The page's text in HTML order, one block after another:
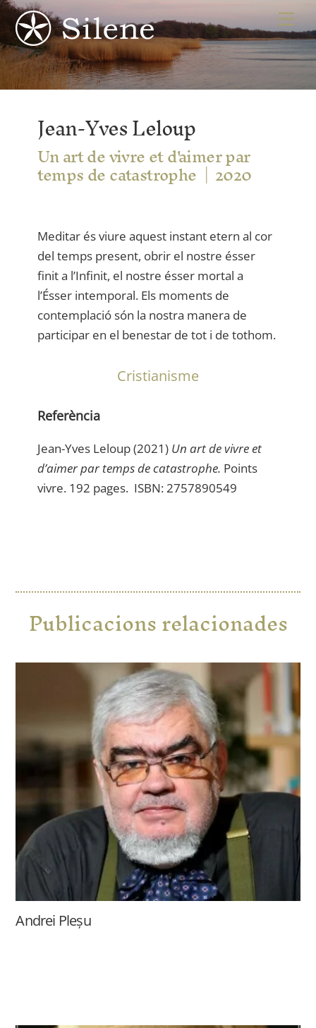
Skip
to
content
Jean-Yves Leloup
Un art de vivre et d'aimer par
temps de catastrophe 2020
Meditar és viure aquest instant etern al cor
del temps present, obrir el nostre ésser
finit a l’Infinit, el nostre ésser mortal a
l’Ésser intemporal. Els moments de
contemplació són la nostra manera de
participar en el benestar de tot i de tothom.
Cristianisme
Referència
Jean-Yves Leloup (2021) Un art de vivre et
d’aimer par temps de catastrophe. Points
vivre. 192 pages. ISBN: 2757890549
Publicacions relacionades
Andrei Pleșu